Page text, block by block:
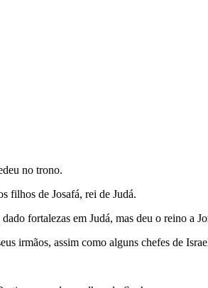
no trono.
filhos de Josafá, rei de Judá.
fortalezas em Judá, mas deu o reino a
irmãos, assim como alguns chefes de